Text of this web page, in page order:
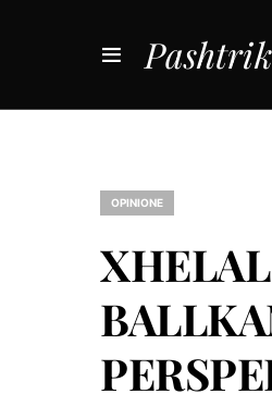
OPINIONE